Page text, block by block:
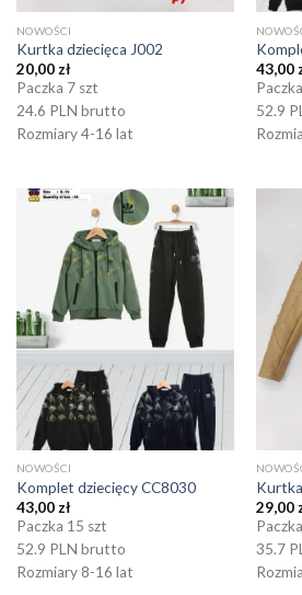
NOWOŚCI
Kurtka dziecięca J002
20,00zł
Paczka 7 szt
24.6 PLN brutto
Rozmiary 4-16 lat
43,00
52.9
NOWOŚCI
Komplet dziecięcy CC8030
43,00 zł
Paczka 15 szt
52.9 PLN brutto
Rozmiary 8-16 lat
29,00
35.7